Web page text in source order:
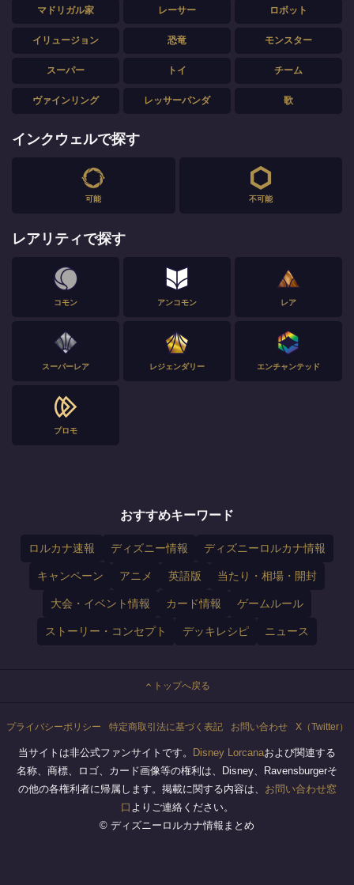
マドリガル家 レーサー ロボット
イリュージョン 恐竜 モンスター
スーパー トイ チーム
ヴァインリング レッサーパンダ 歌
インクウェルで探す
可能 不可能
レアリティで探す
コモン アンコモン レア
スーパーレア レジェンダリー エンチャンテッド
プロモ
おすすめキーワード
ロルカナ速報 ディズニー情報 ディズニーロルカナ情報
キャンペーン アニメ 英語版 当たり・相場・開封
大会・イベント情報 カード情報 ゲームルール
ストーリー・コンセプト デッキレシピ ニュース
トップへ戻る
プライバシーポリシー 特定商取引法に基づく表記 お問い合わせ X（Twitter）
当サイトは非公式ファンサイトです。 Disney Lorcanaおよび関連する
名称、商標、ロゴ、カード画像等の権利は、Disney、Ravensburgerそ
の他の各権利者に帰属します。掲載に関する内容は、 お問い合わせ窓
口 よりご連絡ください。
© ディズニーロルカナ情報まとめ